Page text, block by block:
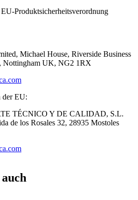
Produktsicherheitsverordnung
Michael House, Riverside Business
Nottingham UK, NG2 1RX
der EU:
TÉCNICO Y DE CALIDAD, S.L.
de los Rosales 32, 28935 Mostoles